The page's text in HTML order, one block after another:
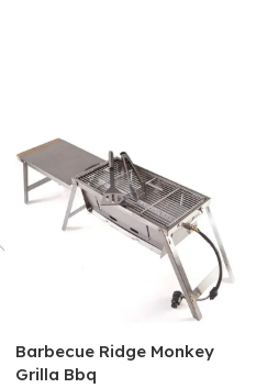
Barbecue Ridge Monkey
Grilla Bbq